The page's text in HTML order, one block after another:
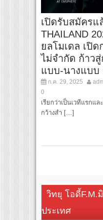
เปิดรับสมัครแ
THAILAND
ยลโมเดล เปิด
ไม่จำกัด ก้าว
แบบ-นางแบบ
ก.ค. 29, 2025
0
เรียกว่าเป็นเวทีแรกแล
กว้างสำ […]
วิทยุ โอดี้F.M.
ประเทศ